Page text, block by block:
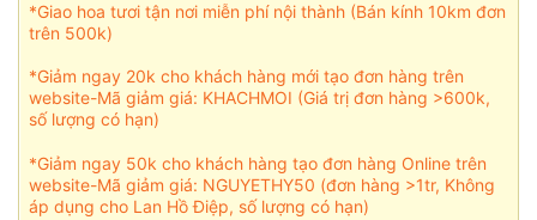
*Giao hoa tươi tận nơi miễn phí nội thành (Bán kính 10km đơn
trên 500k)
*Giảm ngay 20k cho khách hàng mới tạo đơn hàng trên
website-Mã giảm giá: KHACHMOI (Giá trị đơn hàng >600k,
số lượng có hạn)
*Giảm ngay 50k cho khách hàng tạo đơn hàng Online trên
website-Mã giảm giá: NGUYETHY50 (đơn hàng >1tr, Không
áp dụng cho Lan Hồ Điệp, số lượng có hạn)